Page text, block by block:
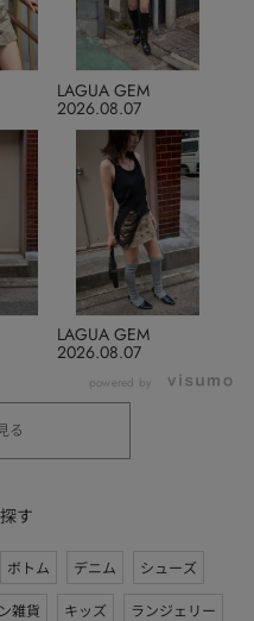
2026.08.07
LAGUA GEM
2026.08.07
LAGUA GEM
powered by
る
す
ボトム デニム
シューズ
雑貨 キッズ
ランジェリー